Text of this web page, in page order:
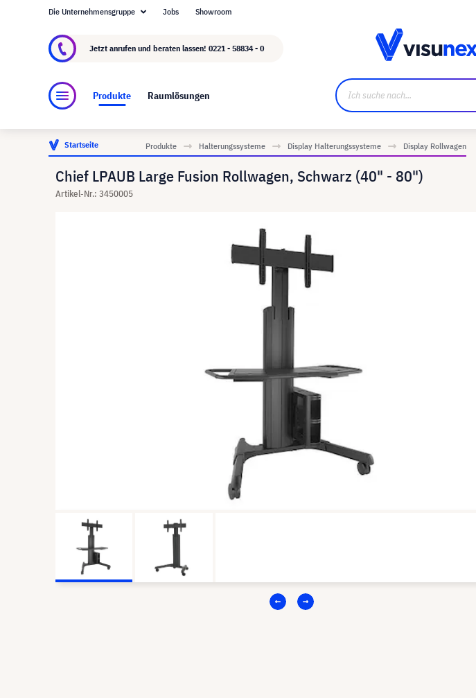
Über visunext.de
Die Unternehmensgruppe Jobs Showroom
Jetzt anrufen und beraten lassen! 0221 - 58834 - 0
Produkte Raumlösungen
Startseite Produkte Halterungssysteme Display Halterungssysteme Display Rollwagen
Chief LPAUB Large Fusion Rollwagen, Schwarz (40" - 80")
Artikel-Nr.: 3450005